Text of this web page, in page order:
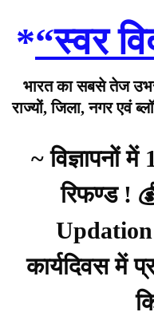
*“स्वर
भारत का सबसे तेज
राज्यों, जिला, नगर एवं
~ विज्ञापनों
रिफण्ड !
कार्यदिवस में